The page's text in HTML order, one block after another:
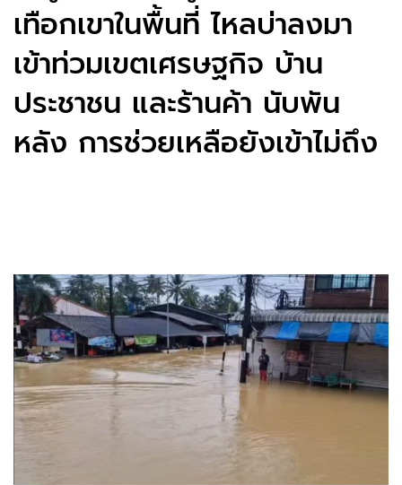
เทือกเขาในพื้นที่ ไหลบ่าลงมา
เข้าท่วมเขตเศรษฐกิจ บ้าน
ประชาชน และร้านค้า นับพัน
หลัง การช่วยเหลือยังเข้าไม่ถึง